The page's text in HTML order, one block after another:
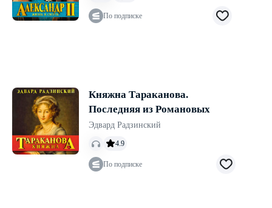
По подписке
Княжна Тараканова.
Последняя из Романовых
Эдвард Радзинский
4.9
По подписке